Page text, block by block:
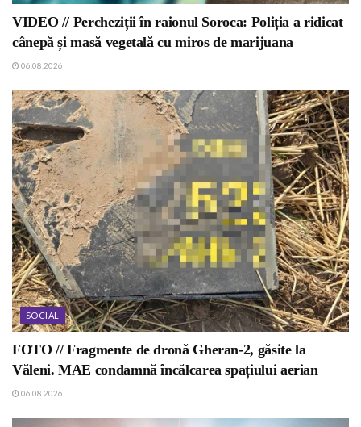
VIDEO // Percheziții în raionul Soroca: Poliția a ridicat
cânepă și masă vegetală cu miros de marijuana
06.08.2026
SOCIAL
FOTO // Fragmente de dronă Gheran-2, găsite la
Văleni. MAE condamnă încălcarea spațiului aerian
06.08.2026